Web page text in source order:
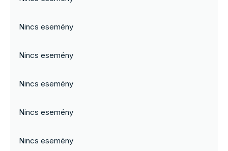
Nincs esemény
Nincs esemény
Nincs esemény
Nincs esemény
Nincs esemény